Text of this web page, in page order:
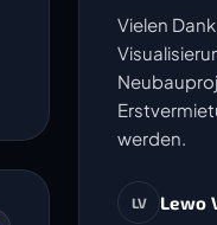
Vielen
werden.
LV Lewo